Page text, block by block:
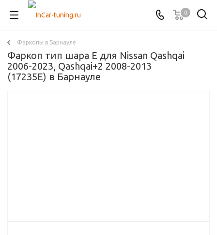
0
Фаркопы в Барнауле
Фаркоп тип шара E для Nissan Qashqai
2006-2023, Qashqai+2 2008-2013
(17235Е) в Барнауле